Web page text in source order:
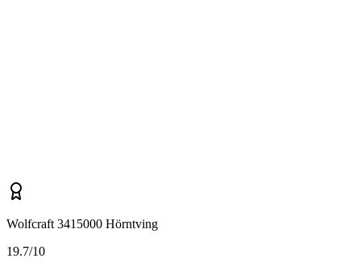
Wolfcraft 3415000 Hörntving
19.7/10